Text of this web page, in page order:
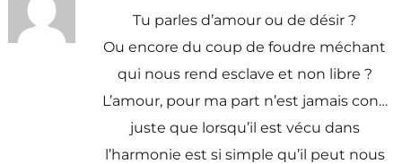
Tu parles d’amour ou de désir ?
Ou encore du coup de foudre méchant
qui nous rend esclave et non libre ?
L’amour, pour ma part n’est jamais con…
juste que lorsqu’il est vécu dans
l’harmonie est si simple qu’il peut nous